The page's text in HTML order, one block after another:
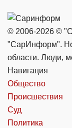
© 2006-2026 ©
"СарИнформ".
области. Люди,
Навигация
Общество
Происшествия
Суд
Политика